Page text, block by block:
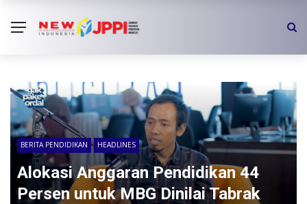
BERITA PENDIDIKAN HEADLINES
Alokasi Anggaran Pendidikan 44
Persen untuk MBG Dinilai Tabrak